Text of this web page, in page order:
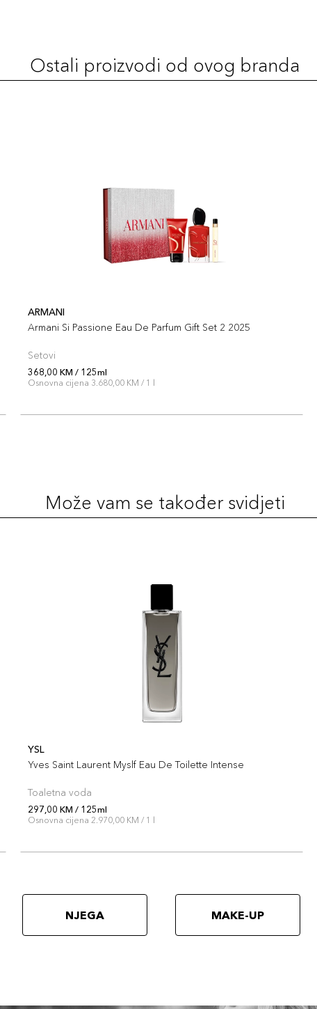
Ostali proizvodi od ovog branda
ARMANI
Armani Si Passione Eau De Parfum Gift Set 2 2025
Setovi
368,00 KM / 125ml
Osnovna cijena 3.680,00 KM / 1 l
Može vam se također svidjeti
YSL
Yves Saint Laurent Myslf Eau De Toilette Intense
Toaletna voda
297,00 KM / 125ml
Osnovna cijena 2.970,00 KM / 1 l
NJEGA MAKE-UP